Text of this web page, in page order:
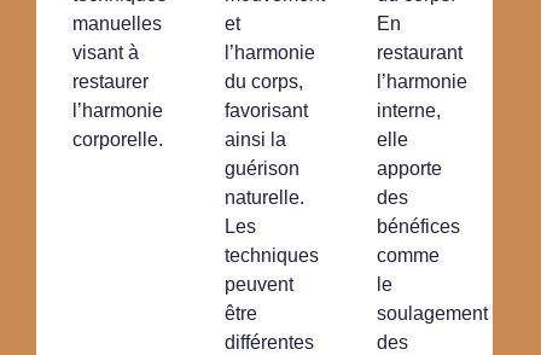
manuelles
visant à
restaurer
l’harmonie
corporelle.
et
l’harmonie
du corps,
favorisant
ainsi la
guérison
naturelle.
Les
techniques
peuvent
être
différentes
En
restaurant
l’harmonie
interne,
elle
apporte
des
bénéfices
comme
le
soulagement
des